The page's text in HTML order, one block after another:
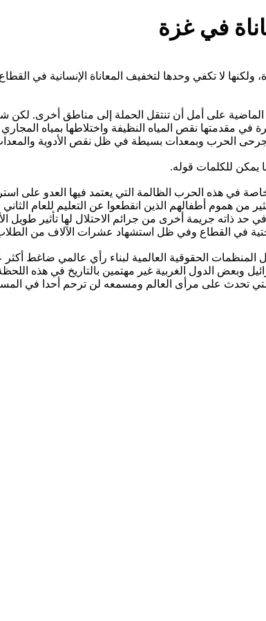
في غزة
لا تكفي وحدها لتخفيف المعاناة الإنسانية في
اللقاح خلال الأيام الثلاثة الماضية على أمل أن تنتقل الحملة
في مقدمتها نقص المياه النظيفة واختلاطها بمياه
الحرب وبمعدات بسيطة في ظل نقص الأدوية والمعدات
يمكن للكلمات قوله.
في هذه الحرب الظالمة التي يعتمد فيها العدو على
ذاته جريمة أخرى من جرائم الاحتلال لها تأثير طويل
في القطاع وفي ظل استشهاد عشرات الآلاف من
الحقوقية العالمية لبناء رأي عالمي ضاغط
وبعض الدول الغربية غير مهتمين بالتاريخ في هذه
التي تحدث على مرأى العالم ومسمعه لن ترحم أحدا في